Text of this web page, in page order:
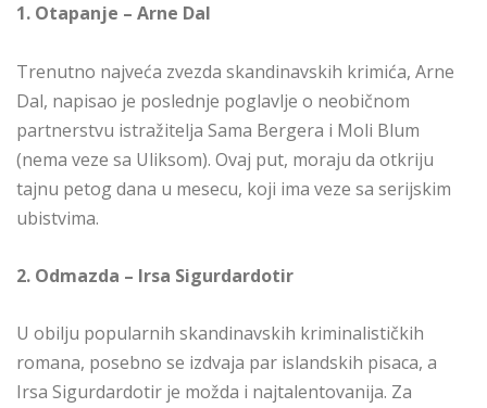
1. Otapanje – Arne Dal
Trenutno najveća zvezda skandinavskih krimića, Arne
Dal, napisao je poslednje poglavlje o neobičnom
partnerstvu istražitelja Sama Bergera i Moli Blum
(nema veze sa Uliksom). Ovaj put, moraju da otkriju
tajnu petog dana u mesecu, koji ima veze sa serijskim
ubistvima.
2. Odmazda – Irsa Sigurdardotir
U obilju popularnih skandinavskih kriminalističkih
romana, posebno se izdvaja par islandskih pisaca, a
Irsa Sigurdardotir je možda i najtalentovanija. Za